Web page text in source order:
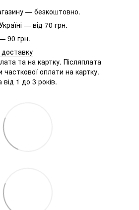
— безкоштовно.
— від 70 грн.
90 грн.
доставку
та на картку. Післяплата
оплати на картку.
від 1 до 3 років.